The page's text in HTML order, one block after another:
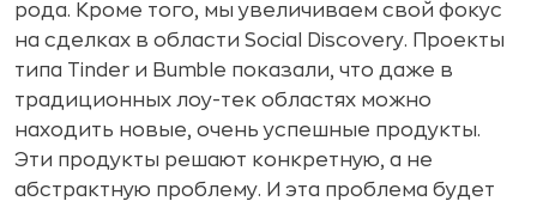
рода. Кроме того, мы увеличиваем свой фокус
на сделках в области Social Discovery. Проекты
типа Tinder и Bumble показали, что даже в
традиционных лоу-тек областях можно
находить новые, очень успешные продукты.
Эти продукты решают конкретную, а не
абстрактную проблему. И эта проблема будет